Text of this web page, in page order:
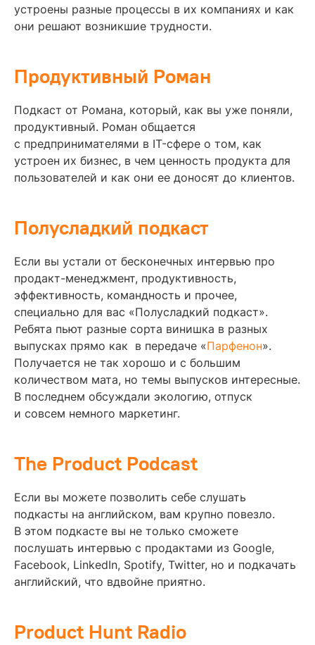
устроены разные процессы в их компаниях и как
они решают возникшие трудности.
Продуктивный Роман
Подкаст от Романа, который, как вы уже поняли,
продуктивный. Роман общается
с предпринимателями в IT-сфере о том, как
устроен их бизнес, в чем ценность продукта для
пользователей и как они ее доносят до клиентов.
Полусладкий подкаст
Если вы устали от бесконечных интервью про
продакт-менеджмент, продуктивность,
эффективность, командность и прочее,
специально для вас «Полусладкий подкаст».
Ребята пьют разные сорта винишка в разных
выпусках прямо как в передаче «Парфенон».
Получается не так хорошо и с большим
количеством мата, но темы выпусков интересные.
В последнем обсуждали экологию, отпуск
и совсем немного маркетинг.
The Product Podcast
Если вы можете позволить себе слушать
подкасты на английском, вам крупно повезло.
В этом подкасте вы не только сможете
послушать интервью с продактами из Google,
Facebook, LinkedIn, Spotify, Twitter, но и подкачать
английский, что вдвойне приятно.
Product Hunt Radio